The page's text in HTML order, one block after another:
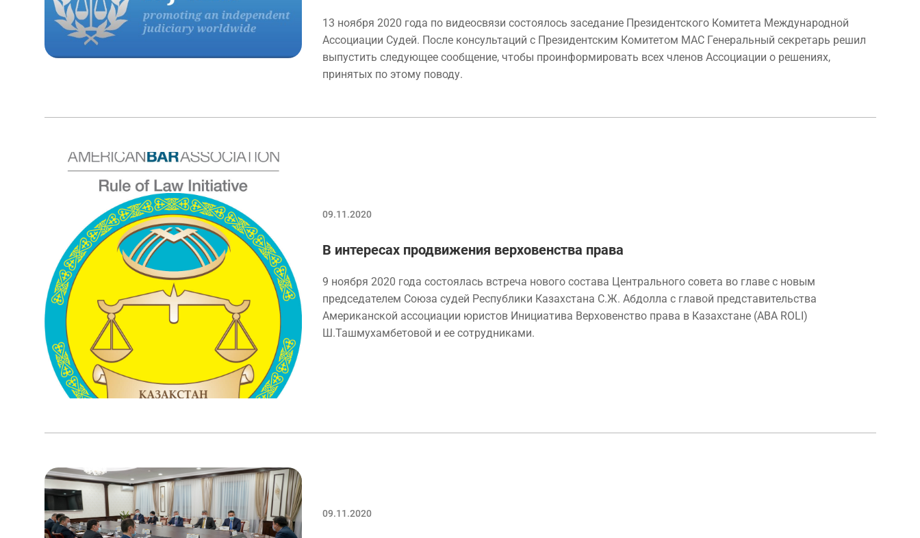
13 ноября 2020 года по видеосвязи состоялось заседание Президентского Комитета Международной
Ассоциации Судей. После консультаций с Президентским Комитетом МАС Генеральный секретарь решил
выпустить следующее сообщение, чтобы проинформировать всех членов Ассоциации о решениях,
принятых по этому поводу.
09.11.2020
В интересах продвижения верховенства права
9 ноября 2020 года состоялась встреча нового состава Центрального совета во главе с новым
председателем Союза судей Республики Казахстана С.Ж. Абдолла с главой представительства
Американской ассоциации юристов Инициатива Верховенство права в Казахстане (ABA ROLI)
Ш.Ташмухамбетовой и ее сотрудниками.
09.11.2020